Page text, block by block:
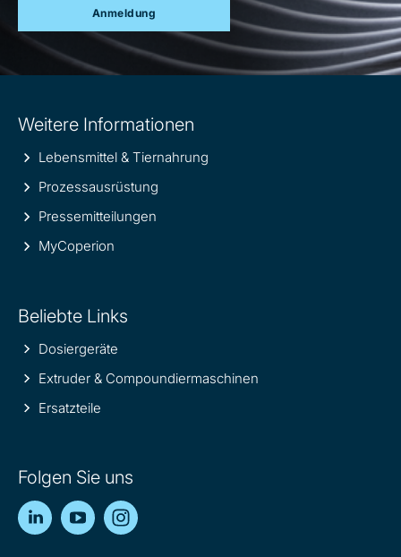
Anmeldung
information
Weitere Informationen
Lebensmittel & Tiernahrung
Prozessausrüstung
Pressemitteilungen
MyCoperion
Beliebte Links
Dosiergeräte
Extruder & Compoundiermaschinen
Ersatzteile
Folgen Sie uns
LinkedInYouTube